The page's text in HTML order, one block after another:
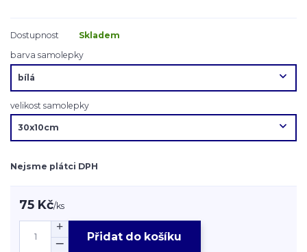
Dostupnost
Skladem
barva samolepky
velikost samolepky
Nejsme plátci DPH
75 Kč/ks
Přidat do košíku